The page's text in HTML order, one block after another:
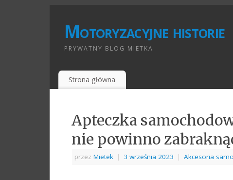
Motoryzacyjne historie
PRYWATNY BLOG MIETKA
Strona główna
Apteczka
nie powinno
przez Mietek | 3 września 2023 | Akcesoria